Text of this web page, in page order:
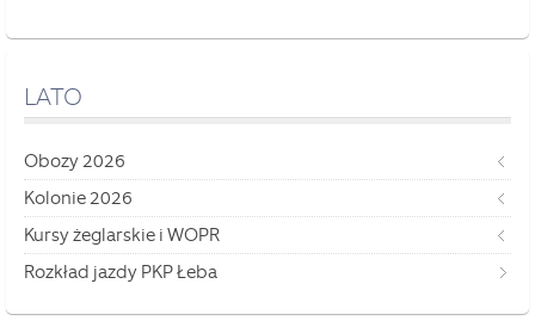
LATO
Obozy 2026
Kolonie 2026
Kursy żeglarskie i WOPR
Rozkład jazdy PKP Łeba